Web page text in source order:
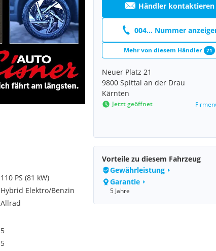
Händler kontaktieren
004... Nummer
Mehr von diesem Händler 71
Neuer Platz 21
9800 Spittal an der Drau
Kärnten
Jetzt geöffnet
110 PS (81 kW)
Hybrid Elektro/Benzin
Allrad
5
5
Vorteile zu diesem Fahrzeug
Gewährleistung
Garantie
5 Jahre